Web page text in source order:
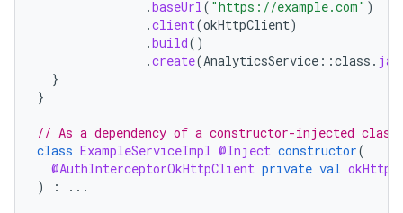
.baseUrl( "https://example.com" )
.client(okHttpClient)
.build()
.create(AnalyticsService ::class .
}
}
// As a dependency of a constructor-injected
class ExampleServiceImpl @Inject constructor(
@AuthInterceptorOkHttpClient private val
)
: ...